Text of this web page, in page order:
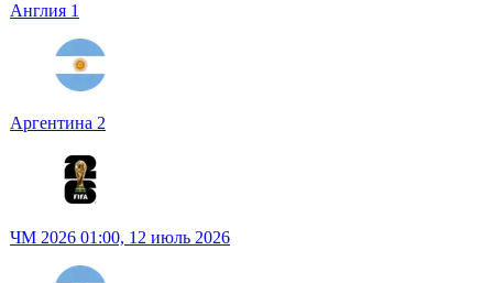
Англия 1
Аргентина 2
ЧМ 2026 01:00, 12 июль 2026